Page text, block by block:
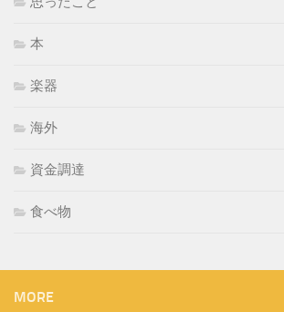
本
楽器
海外
資金調達
食べ物
MORE